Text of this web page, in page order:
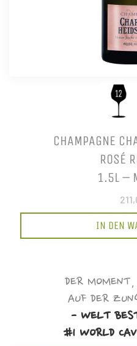
CHAMPAGNE
ROSÉ
1.5L –
IN DEN
DER
AUF DER
- WELT
#1 WORLD